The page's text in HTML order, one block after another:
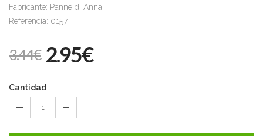
Fabricante: Panne di Anna
Referencia: 0157
3.44€ 2.95€
Cantidad
1